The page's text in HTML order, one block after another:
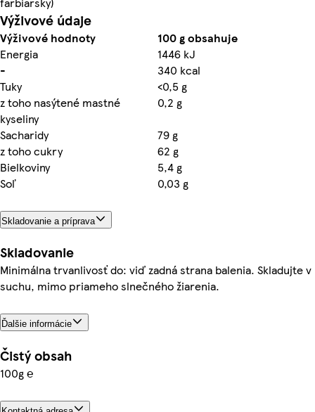
Výživové údaje
Výživové hodnoty
100 g obsahuje
Energia
1446 kJ
-
340 kcal
Tuky
<0,5 g
z toho nasýtené mastné
kyseliny
0,2 g
Sacharidy
79 g
z toho cukry
62 g
Bielkoviny
5,4 g
Soľ
0,03 g
Skladovanie a príprava
Skladovanie
Minimálna trvanlivosť do: viď zadná strana balenia. Skladujte v
suchu, mimo priameho slnečného žiarenia.
Ďalšie informácie
Čistý obsah
100g ℮